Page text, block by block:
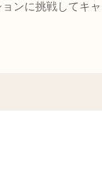
ンに挑戦してキ